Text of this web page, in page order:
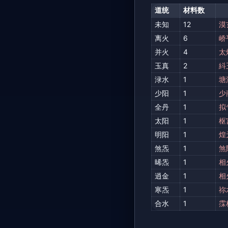
道统 材料数
未知 12
漠
离火
6
峤
并火
4
太
玉真
2
紏
渌水
1
塘
少阳
1
少
全丹
1
拟
太阳
1
枢
明阳
1
煌
煞炁
1
煞
晞炁
1
相
逍金
1
相
寒炁
1
祢
合水
1 霂